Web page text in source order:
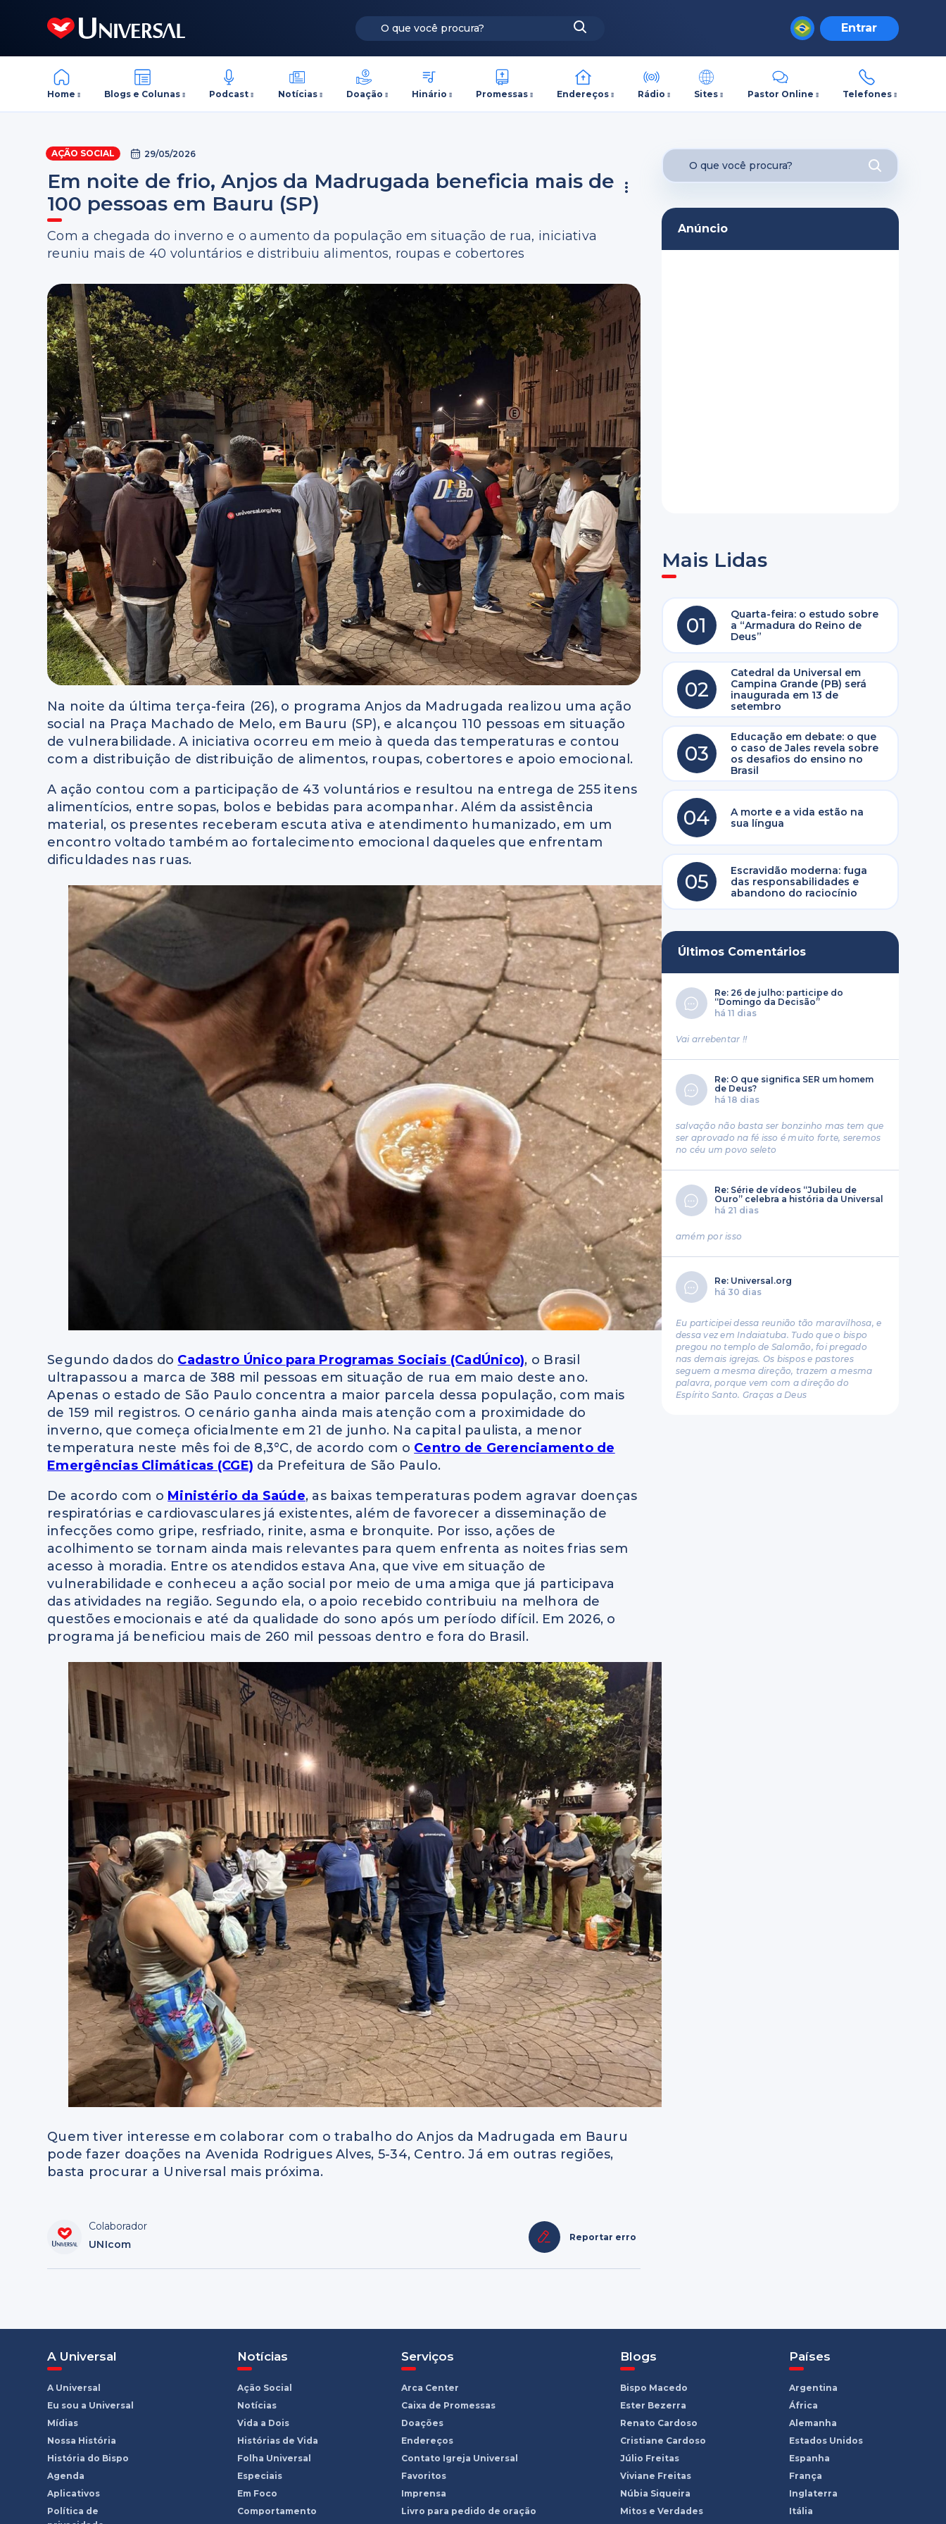
Entrar
Home Blogs e Colunas Podcast Notícias Doação Hinário Promessas Endereços Rádio Sites Pastor Online Telefones
AÇÃO SOCIAL 29/05/2026
Em noite de frio, Anjos da Madrugada beneficia mais de
100 pessoas em Bauru (SP)
Com a chegada do inverno e o aumento da população em situação de rua, iniciativa
reuniu mais de 40 voluntários e distribuiu alimentos, roupas e cobertores
Na noite da última terça-feira (26), o programa Anjos da Madrugada realizou uma ação
social na Praça Machado de Melo, em Bauru (SP), e alcançou 110 pessoas em situação
de vulnerabilidade. A iniciativa ocorreu em meio à queda das temperaturas e contou
com a distribuição de distribuição de alimentos, roupas, cobertores e apoio emocional.
A ação contou com a participação de 43 voluntários e resultou na entrega de 255 itens
alimentícios, entre sopas, bolos e bebidas para acompanhar. Além da assistência
material, os presentes receberam escuta ativa e atendimento humanizado, em um
encontro voltado também ao fortalecimento emocional daqueles que enfrentam
dificuldades nas ruas.
Segundo dados do Cadastro Único para Programas Sociais (CadÚnico), o Brasil
ultrapassou a marca de 388 mil pessoas em situação de rua em maio deste ano.
Apenas o estado de São Paulo concentra a maior parcela dessa população, com mais
de 159 mil registros. O cenário ganha ainda mais atenção com a proximidade do
inverno, que começa oficialmente em 21 de junho. Na capital paulista, a menor
temperatura neste mês foi de 8,3°C, de acordo com o Centro de Gerenciamento de
Emergências Climáticas (CGE) da Prefeitura de São Paulo.
De acordo com o Ministério da Saúde, as baixas temperaturas podem agravar doenças
respiratórias e cardiovasculares já existentes, além de favorecer a disseminação de
infecções como gripe, resfriado, rinite, asma e bronquite. Por isso, ações de
acolhimento se tornam ainda mais relevantes para quem enfrenta as noites frias sem
acesso à moradia. Entre os atendidos estava Ana, que vive em situação de
vulnerabilidade e conheceu a ação social por meio de uma amiga que já participava
das atividades na região. Segundo ela, o apoio recebido contribuiu na melhora de
questões emocionais e até da qualidade do sono após um período difícil. Em 2026, o
programa já beneficiou mais de 260 mil pessoas dentro e fora do Brasil.
Quem tiver interesse em colaborar com o trabalho do Anjos da Madrugada em Bauru
pode fazer doações na Avenida Rodrigues Alves, 5-34, Centro. Já em outras regiões,
basta procurar a Universal mais próxima.
Colaborador
UNIcom
Reportar erro
Anúncio
Mais Lidas
01
Quarta-feira: o estudo sobre
a “Armadura do Reino de
Deus”
02
Catedral da Universal em
Campina Grande (PB) será
inaugurada em 13 de
setembro
03
Educação em debate: o que
o caso de Jales revela sobre
os desafios do ensino no
Brasil
04
A morte e a vida estão na
sua língua
05
Escravidão moderna: fuga
das responsabilidades e
abandono do raciocínio
Últimos Comentários
Re: 26 de julho: participe do
“Domingo da Decisão”
há 11 dias
Vai arrebentar !!
Re: O que significa SER um homem
de Deus?
há 18 dias
salvação não basta ser bonzinho mas tem que
ser aprovado na fé isso é muito forte, seremos
no céu um povo seleto
Re: Série de vídeos “Jubileu de
Ouro” celebra a história da Universal
há 21 dias
amém por isso
Re: Universal.org
há 30 dias
Eu participei dessa reunião tão maravilhosa, e
dessa vez em Indaiatuba. Tudo que o bispo
pregou no templo de Salomão, foi pregado
nas demais igrejas. Os bispos e pastores
seguem a mesma direção, trazem a mesma
palavra, porque vem com a direção do
Espírito Santo. Graças a Deus
A Universal
A Universal
Eu sou a Universal
Mídias
Nossa História
História do Bispo
Agenda
Aplicativos
Política de
Notícias
Ação Social
Notícias
Vida a Dois
Histórias de Vida
Folha Universal
Especiais
Em Foco
Comportamento
Serviços
Arca Center
Caixa de Promessas
Doações
Endereços
Contato Igreja Universal
Favoritos
Imprensa
Livro para pedido de oração
Blogs
Bispo Macedo
Ester Bezerra
Renato Cardoso
Cristiane Cardoso
Júlio Freitas
Viviane Freitas
Núbia Siqueira
Mitos e Verdades
Países
Argentina
África
Alemanha
Estados Unidos
Espanha
França
Inglaterra
Itália